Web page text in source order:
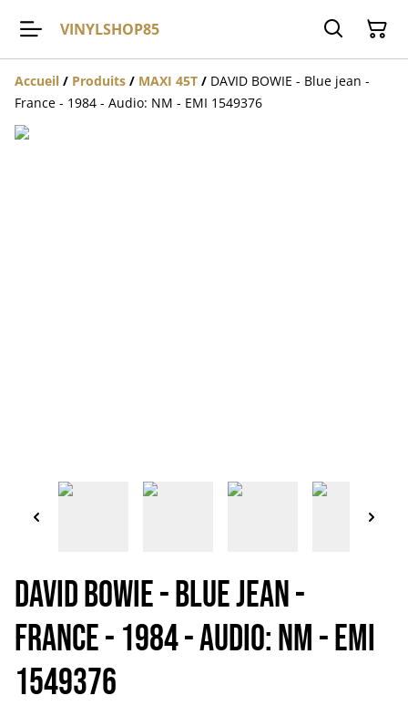
VINYLSHOP85
Accueil / Produits / MAXI 45T / DAVID BOWIE - Blue jean -
France - 1984 - Audio: NM - EMI 1549376
DAVID BOWIE - Blue jean -
France - 1984 - Audio: NM - EMI
1549376